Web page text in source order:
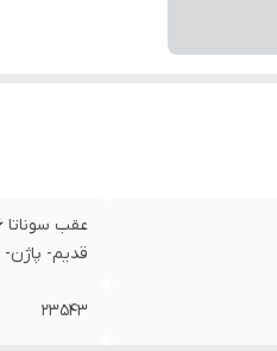
قديم- پاژن- اپتيما 2009 - 2010 - آزرا 2006 -
23543